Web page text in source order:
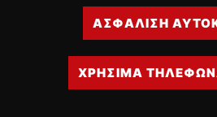
ΟΔΗΓΟΥΜΕ
ΕΠΙΚΑΙΡΟΤΗΤΑ
ΑΣΦΑΛΙΣΗ
ΧΡΗΣΙΜΑ